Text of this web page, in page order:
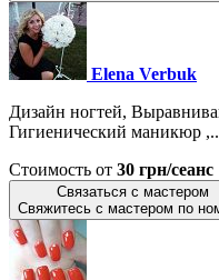
Elena Verbuk
Дизайн ногтей,
Гигиенический маникюр
Стоимость от 30 грн/сеанс
Связаться с мастером
Свяжитесь с мастером по